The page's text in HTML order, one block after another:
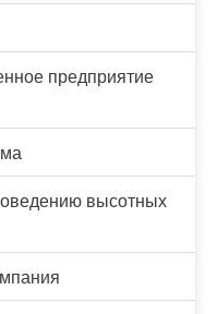
предприятие
высотных